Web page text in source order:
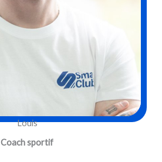
Louis
Coach sportif